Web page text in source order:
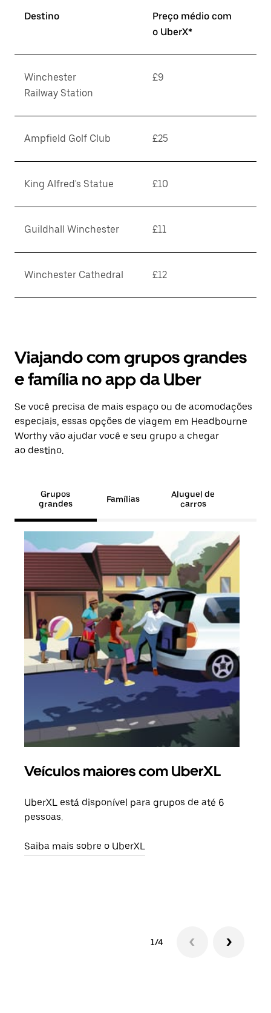
Destino
Preço médio com
o UberX*
Winchester
Railway Station
£9
Ampfield Golf Club £25
King Alfred's Statue £10
Guildhall Winchester £11
Winchester Cathedral £12
Viajando com grupos grandes
e família no app da Uber
Se você precisa de mais espaço ou de acomodações
especiais, essas opções de viagem em Headbourne
Worthy vão ajudar você e seu grupo a chegar
ao destino.
Grupos
grandes
Famílias
Aluguel de
carros
Veículos maiores com UberXL
UberXL está disponível para grupos de até 6
pessoas.
Saiba mais sobre o UberXL
1/4